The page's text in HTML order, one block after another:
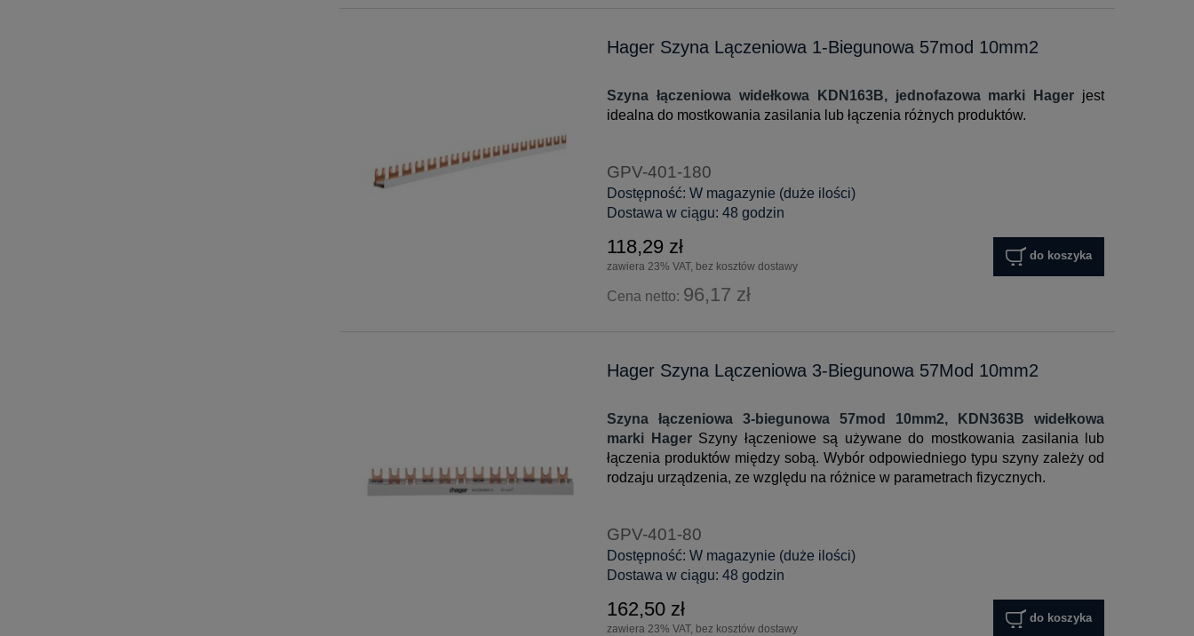
Hager Szyna Lączeniowa 1-Biegunowa 57mod 10mm2
Szyna łączeniowa widełkowa KDN163B, jednofazowa marki Hager jest
idealna do mostkowania zasilania lub łączenia różnych produktów.
GPV-401-180
Dostępność: W magazynie (duże ilości)
Dostawa w ciągu: 48 godzin
118,29 zł
zawiera 23% VAT, bez kosztów dostawy
Cena netto: 96,17 zł
do koszyka
Hager Szyna Lączeniowa 3-Biegunowa 57Mod 10mm2
Szyna łączeniowa 3-biegunowa 57mod 10mm2, KDN363B widełkowa
marki HagerSzyny łączeniowe są używane do mostkowania zasilania lub
łączenia produktów między sobą. Wybór odpowiedniego typu szyny zależy od
rodzaju urządzenia, ze względu na różnice w parametrach fizycznych.
GPV-401-80
Dostępność: W magazynie (duże ilości)
Dostawa w ciągu: 48 godzin
162,50 zł
zawiera 23% VAT, bez kosztów dostawy
do koszyka